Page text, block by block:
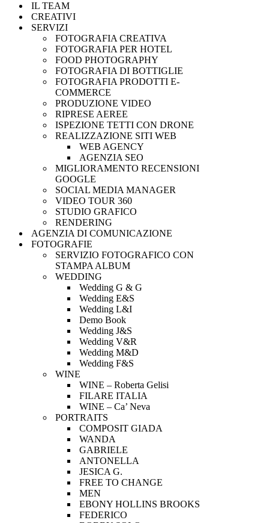
IL TEAM
CREATIVI
SERVIZI
FOTOGRAFIA CREATIVA
FOTOGRAFIA PER HOTEL
FOOD PHOTOGRAPHY
FOTOGRAFIA DI BOTTIGLIE
FOTOGRAFIA PRODOTTI E-
COMMERCE
PRODUZIONE VIDEO
RIPRESE AEREE
ISPEZIONE TETTI CON DRONE
REALIZZAZIONE SITI WEB
WEB AGENCY
AGENZIA SEO
MIGLIORAMENTO RECENSIONI
GOOGLE
SOCIAL MEDIA MANAGER
VIDEO TOUR 360
STUDIO GRAFICO
RENDERING
AGENZIA DI COMUNICAZIONE
FOTOGRAFIE
SERVIZIO FOTOGRAFICO CON
STAMPA ALBUM
WEDDING
Wedding G & G
Wedding E&S
Wedding L&I
Demo Book
Wedding J&S
Wedding V&R
Wedding M&D
Wedding F&S
WINE
WINE – Roberta Gelisi
FILARE ITALIA
WINE – Ca’ Neva
PORTRAITS
COMPOSIT GIADA
WANDA
GABRIELE
ANTONELLA
JESICA G.
FREE TO CHANGE
MEN
EBONY HOLLINS BROOKS
FEDERICO